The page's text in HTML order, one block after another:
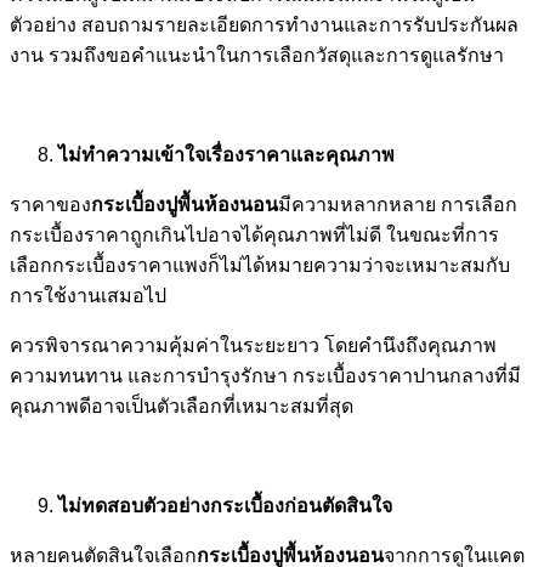
ตัวอย่าง สอบถามรายละเอียดการทำงานและการรับประกันผล
งาน รวมถึงขอคำแนะนำในการเลือกวัสดุและการดูแลรักษา
ไม่ทำความเข้าใจเรื่องราคาและคุณภาพ
ราคาของกระเบื้องปูพื้นห้องนอนมีความหลากหลาย การเลือก
กระเบื้องราคาถูกเกินไปอาจได้คุณภาพที่ไม่ดี ในขณะที่การ
เลือกกระเบื้องราคาแพงก็ไม่ได้หมายความว่าจะเหมาะสมกับ
การใช้งานเสมอไป
ควรพิจารณาความคุ้มค่าในระยะยาว โดยคำนึงถึงคุณภาพ
ความทนทาน และการบำรุงรักษา กระเบื้องราคาปานกลางที่มี
คุณภาพดีอาจเป็นตัวเลือกที่เหมาะสมที่สุด
ไม่ทดสอบตัวอย่างกระเบื้องก่อนตัดสินใจ
หลายคนตัดสินใจเลือกกระเบื้องปูพื้นห้องนอนจากการดูในแคต